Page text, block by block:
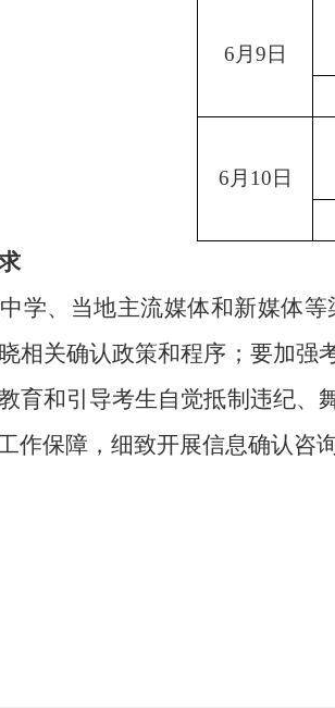
6 月 9 日
6 月 10 日
学、当地主流媒体和新媒体等
相关确认政策和程序； 要加强
育和引导考生自觉抵制违纪、
作保障 ， 细致开展信息确认咨